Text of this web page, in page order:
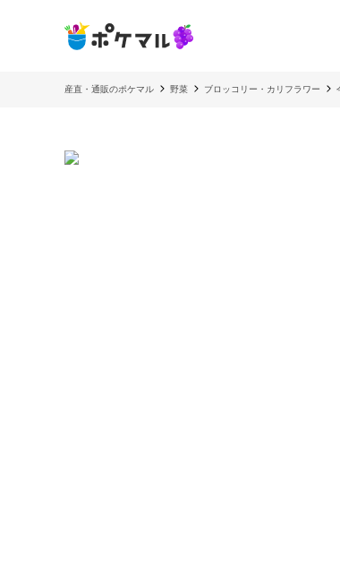
産直・通販のポケマル 野菜 ブロッコリー・カリフラワー